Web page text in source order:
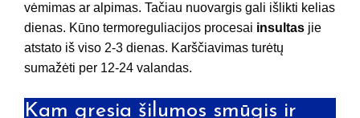
vėmimas ar alpimas. Tačiau nuovargis gali išlikti kelias
dienas. Kūno termoreguliacijos procesai insultas jie
atstato iš viso 2-3 dienas. Karščiavimas turėtų
sumažėti per 12-24 valandas.
Kam gresia šilumos smūgis ir